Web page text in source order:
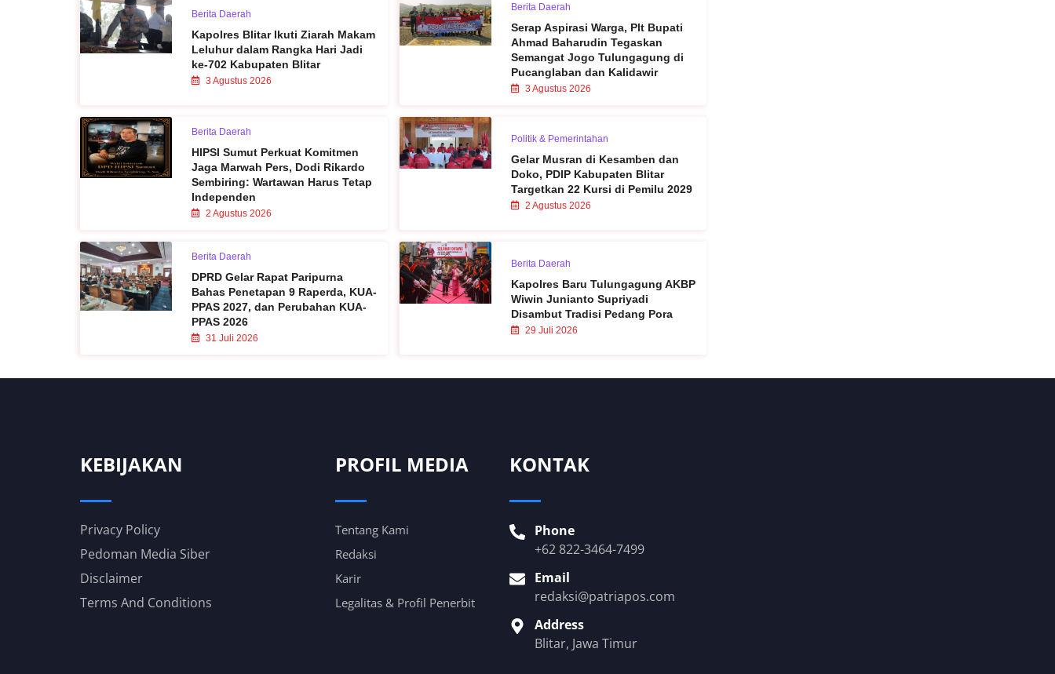
Berita Daerah
Kapolres Blitar Ikuti Ziarah Makam
Leluhur dalam Rangka Hari Jadi
ke-702 Kabupaten Blitar
3 Agustus 2026
Berita Daerah
Serap Aspirasi Warga, Plt Bupati
Ahmad Baharudin Tegaskan
Semangat Jogo Tulungagung di
Pucanglaban dan Kalidawir
3 Agustus 2026
Berita Daerah
HIPSI Sumut Perkuat Komitmen
Jaga Marwah Pers, Dodi Rikardo
Sembiring: Wartawan Harus Tetap
Independen
2 Agustus 2026
Politik & Pemerintahan
Gelar Musran di Kesamben dan
Doko, PDIP Kabupaten Blitar
Targetkan 22 Kursi di Pemilu 2029
2 Agustus 2026
Berita Daerah
DPRD Gelar Rapat Paripurna
Bahas Penetapan 9 Raperda, KUA-
PPAS 2027, dan Perubahan KUA-
PPAS 2026
31 Juli 2026
Berita Daerah
Kapolres Baru Tulungagung AKBP
Wiwin Junianto Supriyadi
Disambut Tradisi Pedang Pora
29 Juli 2026
KEBIJAKAN
Privacy Policy
Pedoman Media Siber
Disclaimer
Terms And Conditions
PROFIL MEDIA
Tentang Kami
Redaksi
Karir
Legalitas & Profil Penerbit
KONTAK
Phone
+62 822-3464-7499
Email
redaksi@patriapos.com
Address
Blitar, Jawa Timur